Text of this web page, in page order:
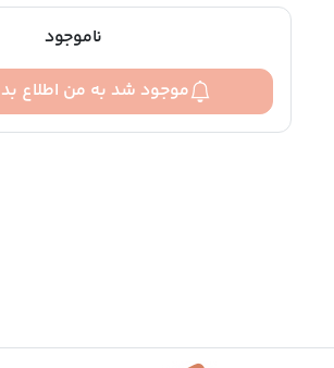
ناموجود
موجود شد به من اطلاع